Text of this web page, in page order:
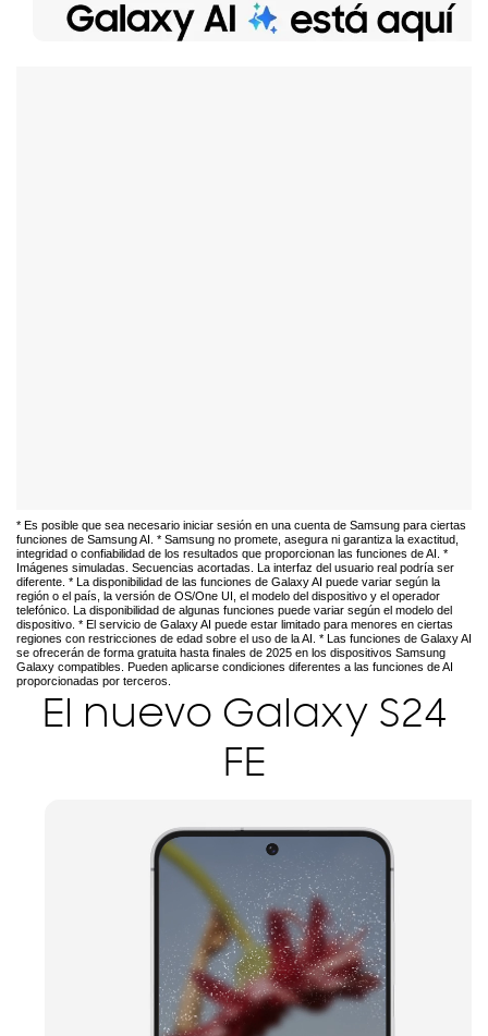
* Es posible que sea necesario iniciar sesión en una cuenta de Samsung para ciertas
funciones de Samsung AI. * Samsung no promete, asegura ni garantiza la exactitud,
integridad o confiabilidad de los resultados que proporcionan las funciones de AI. *
Imágenes simuladas. Secuencias acortadas. La interfaz del usuario real podría ser
diferente. * La disponibilidad de las funciones de Galaxy AI puede variar según la
región o el país, la versión de OS/One UI, el modelo del dispositivo y el operador
telefónico. La disponibilidad de algunas funciones puede variar según el modelo del
dispositivo. * El servicio de Galaxy AI puede estar limitado para menores en ciertas
regiones con restricciones de edad sobre el uso de la AI. * Las funciones de Galaxy AI
se ofrecerán de forma gratuita hasta finales de 2025 en los dispositivos Samsung
Galaxy compatibles. Pueden aplicarse condiciones diferentes a las funciones de AI
proporcionadas por terceros.
El nuevo Galaxy S24
FE